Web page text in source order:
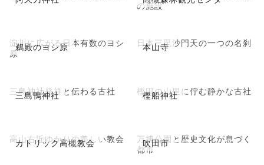
の施設
鵜殿のヨシ原
淀川に広がる日本有数のヨシ
原
本山寺
日本三毘沙門天の一つの名刹
三島鴨神社
三島神社発祥と伝わる古社 樫船神社
樫田の山里に佇む静かな古社
カトリック高槻教会
高山右近ゆかりの美しい教会 吹田市
万博公園と歴史文化が息づく
都市